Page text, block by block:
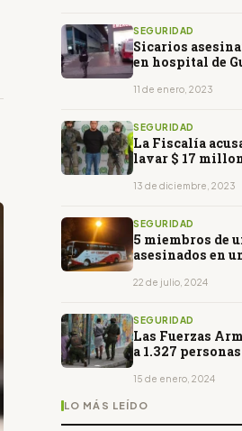
SEGURIDAD
Sicarios
en hospital de
11 de enero, 2023
SEGURIDAD
La Fiscalía
lavar $ 17
13 de diciembre, 2023
SEGURIDAD
5 miembros de
asesinados en
22 de julio, 2024
SEGURIDAD
Las Fuerzas
a 1.327
15 de enero, 2024
LO MÁS LEÍDO